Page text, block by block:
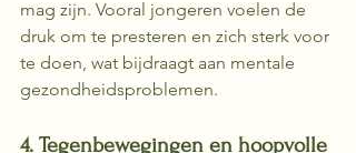
mag zijn. Vooral jongeren voelen de
druk om te presteren en zich sterk voor
te doen, wat bijdraagt aan mentale
gezondheidsproblemen.
4. Tegenbewegingen en hoopvolle